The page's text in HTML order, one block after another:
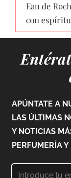
Eau de
con
APÚNTATE A
LAS ÚLTIMAS
Y NOTICIAS
PERFUMERÍA